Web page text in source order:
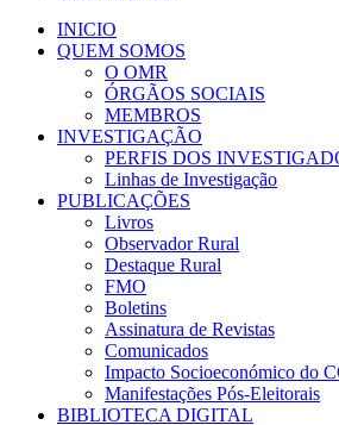
INICIO
QUEM SOMOS
O OMR
ÓRGÃOS SOCIAIS
MEMBROS
INVESTIGAÇÃO
PERFIS DOS
Linhas de Investigação
PUBLICAÇÕES
Livros
Observador Rural
Destaque Rural
FMO
Boletins
Assinatura de Revistas
Comunicados
Impacto Socioeconómico do
Manifestações Pós-Eleitorais
BIBLIOTECA DIGITAL